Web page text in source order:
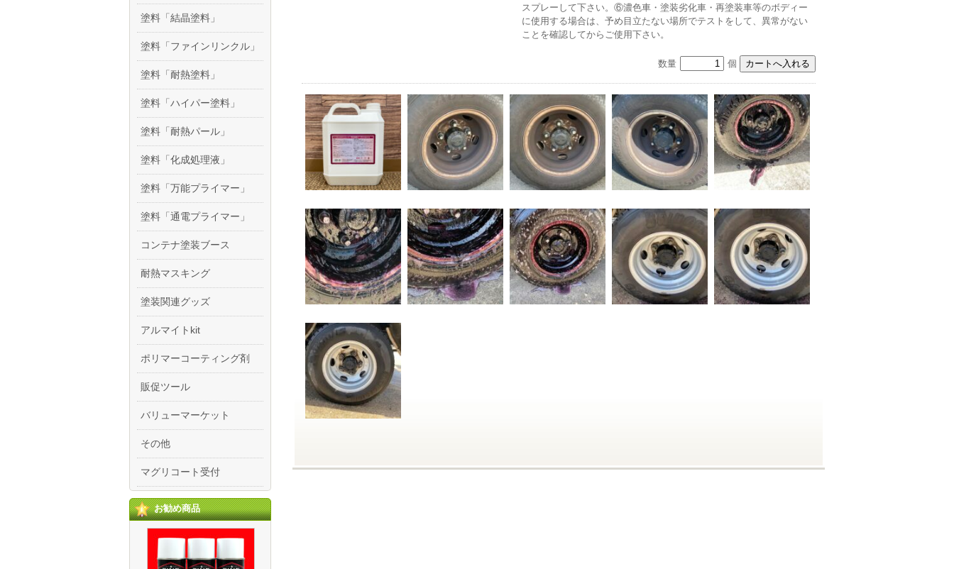
スプレーして下さい。⑥濃色車・塗装劣化車・再塗装車等のボディー
に使用する場合は、予め目立たない場所でテストをして、異常がない
ことを確認してからご使用下さい。
数量 個
塗料「結晶塗料」
塗料「ファインリンクル」
塗料「耐熱塗料」
塗料「ハイパー塗料」
塗料「耐熱パール」
塗料「化成処理液」
塗料「万能プライマー」
塗料「通電プライマー」
コンテナ塗装ブース
耐熱マスキング
塗装関連グッズ
アルマイトkit
ポリマーコーティング剤
販促ツール
バリューマーケット
その他
マグリコート受付
お勧め商品